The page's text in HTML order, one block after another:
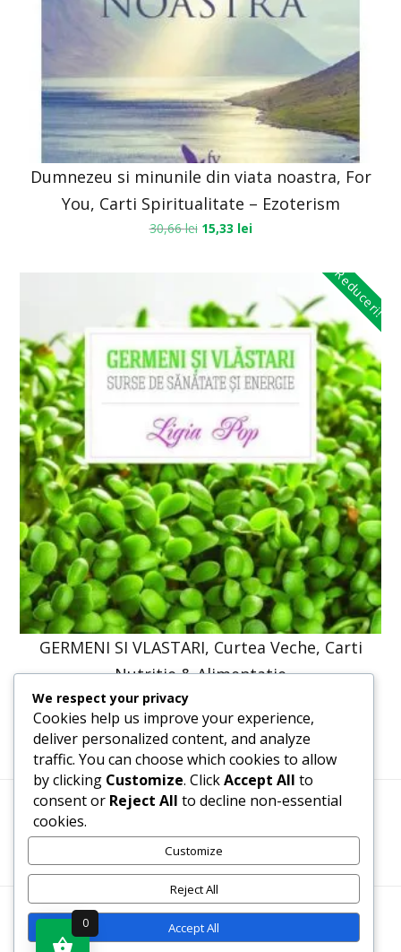
Dumnezeu si minunile din viata noastra, For
You, Carti Spiritualitate – Ezoterism
30,66lei 15,33 lei
Reduceri!
GERMENI SI VLASTARI, Curtea Veche, Carti
Nutritie & Alimentatie
41,23lei
Termeni, Condiții & Protecția Datelor (GDPR)
WWW.RECENZII-CARTI.RO ©2026 TOATE DREPTURILE
REZERVATE
We respect your privacy
Cookies help us improve your experience,
deliver personalized content, and analyze
traffic. You can choose which cookies to allow
by clicking Customize. ClickAccept All to
consent or Reject All to decline non-essential
cookies.
Customize
Reject All
Accept All
0